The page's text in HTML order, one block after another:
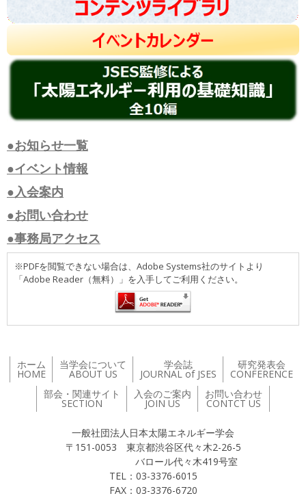
●お知らせ一覧
●イベント情報
●入会案内
●お問い合わせ
●事務局アクセス
※PDFを閲覧できない場合は、Adobe Systems社のサイトより
「Adobe Reader（無料）」を入手してご利用ください。
ホーム
HOME
当学会について
ABOUT US
学会誌
JOURNAL of JSES
研究発表会
CONFERENCE
部会・関連サイト
SECTION
入会のご案内
JOIN US
お問い合わせ
CONTCT US
一般社団法人日本太陽エネルギー学会
〒151-0053 東京都渋谷区代々木2-26-5
バロール代々木419号室
TEL：03-3376-6015
FAX：03-3376-6720